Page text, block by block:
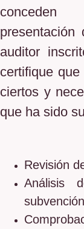
conceden
auditor
certifique
ciertos y
que ha sido
Revisión
Análisis